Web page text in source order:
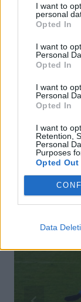
I want to
personal
Opted In
I want to
Personal
Opted In
I want to
Personal
Opted In
I want to
Retention,
Personal
Purposes
Opted Out
Data
Événement :
Bordeaux de
aux Rives du
A lire